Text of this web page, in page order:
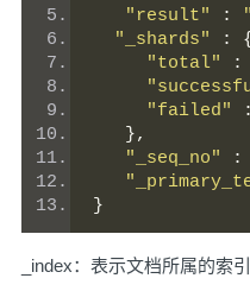
"result"
:
"_shards"
:
{
"total"
:
"failed"
:
},
"_seq_no"
:
}
_index：表示文档所属的索引